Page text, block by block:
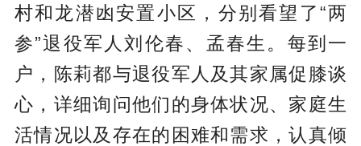
村和龙潜凼安置小区，分别看望了“两
参”退役军人刘伦春、孟春生。每到一
户，陈莉都与退役军人及其家属促膝谈
心，详细询问他们的身体状况、家庭生
活情况以及存在的困难和需求，认真倾